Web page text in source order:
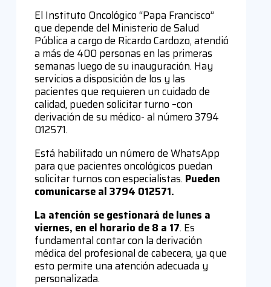
El Instituto Oncológico “Papa Francisco”
que depende del Ministerio de Salud
Pública a cargo de Ricardo Cardozo, atendió
a más de 400 personas en las primeras
semanas luego de su inauguración. Hay
servicios a disposición de los y las
pacientes que requieren un cuidado de
calidad, pueden solicitar turno –con
derivación de su médico- al número 3794
012571.
Está habilitado un número de WhatsApp
para que pacientes oncológicos puedan
solicitar turnos con especialistas. Pueden
comunicarse al 3794 012571.
La atención se gestionará de lunes a
viernes, en el horario de 8 a 17. Es
fundamental contar con la derivación
médica del profesional de cabecera, ya que
esto permite una atención adecuada y
personalizada.